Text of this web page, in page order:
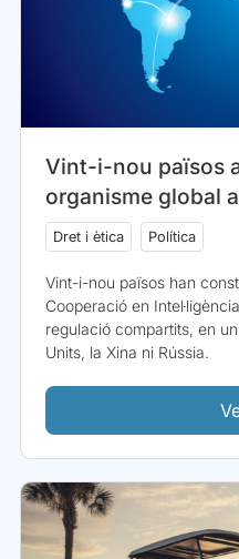
Vint-i-nou països
organisme global
Dret i ètica Política
Vint-i-nou països han
Cooperació en
regulació compartits, en
Units, la Xina ni Rússia.